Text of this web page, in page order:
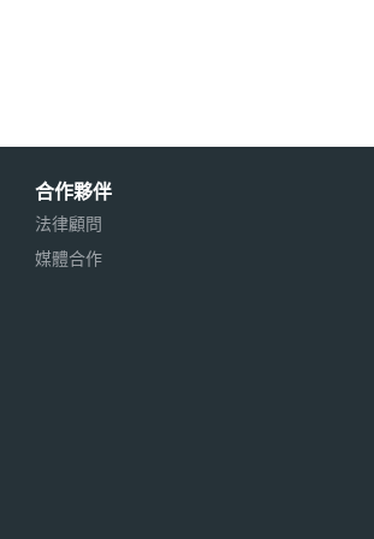
合作夥伴
法律顧問
媒體合作